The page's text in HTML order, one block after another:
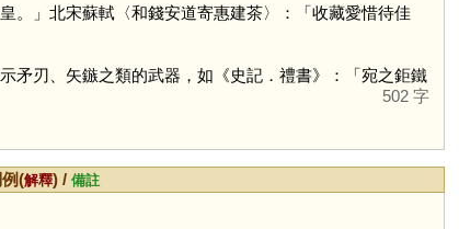
。」北宋蘇軾〈和錢安道寄惠建茶〉：「收藏愛惜待佳
矛刃、矢鏃之類的武器，如《史記．禮書》：「宛之鉅鐵
502 字
(解釋) /備註